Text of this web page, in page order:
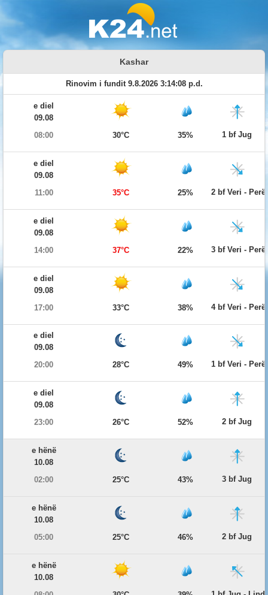
Kashar
Rinovim i fundit 9.8.2026 3:14:08 p.d.
e diel
09.08
08:00
30°C 35% 1 bf Jug
e diel
09.08
11:00
35°C 25% 2 bf Veri -
e diel
09.08
14:00
37°C 22% 3 bf Veri -
e diel
09.08
17:00
33°C 38% 4 bf Veri -
e diel
09.08
20:00
28°C 49% 1 bf Veri -
e diel
09.08
23:00
26°C 52% 2 bf Jug
e hënë
10.08
02:00
25°C 43% 3 bf Jug
e hënë
10.08
05:00
25°C 46% 2 bf Jug
e hënë
10.08